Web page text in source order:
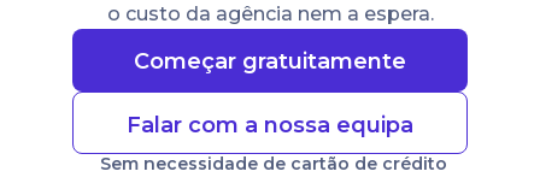
o custo da agência nem a espera.
Começar gratuitamente
Falar com a nossa equipa
Sem necessidade de cartão de crédito